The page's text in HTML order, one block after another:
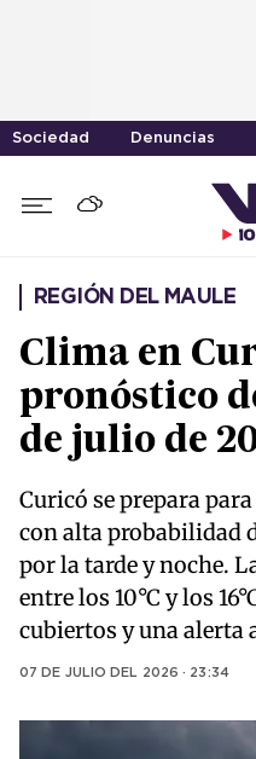
Sociedad Denuncias
REGIÓN DEL MAULE
Clima en
pronóstico
de julio de
Curicó se prepara
con alta probabilidad
por la tarde y noche.
entre los 10°C y los
cubiertos y una alerta
07 DE JULIO DEL 2026 · 23:34